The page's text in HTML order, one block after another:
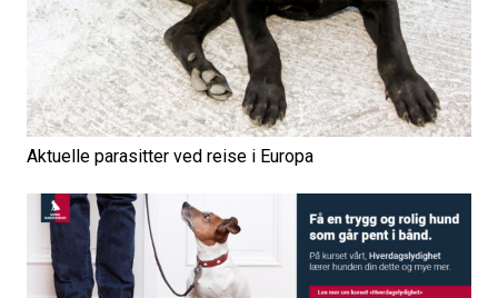
Aktuelle parasitter ved reise i Europa